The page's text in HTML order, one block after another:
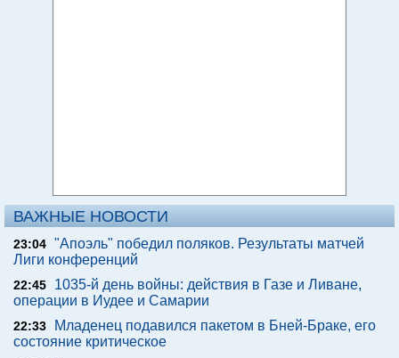
ВАЖНЫЕ НОВОСТИ
23:04 "Апоэль" победил поляков. Результаты матчей
Лиги конференций
22:45
1035-й день войны: действия в Газе и Ливане,
операции в Иудее и Самарии
22:33
Младенец подавился пакетом в Бней-Браке, его
состояние критическое